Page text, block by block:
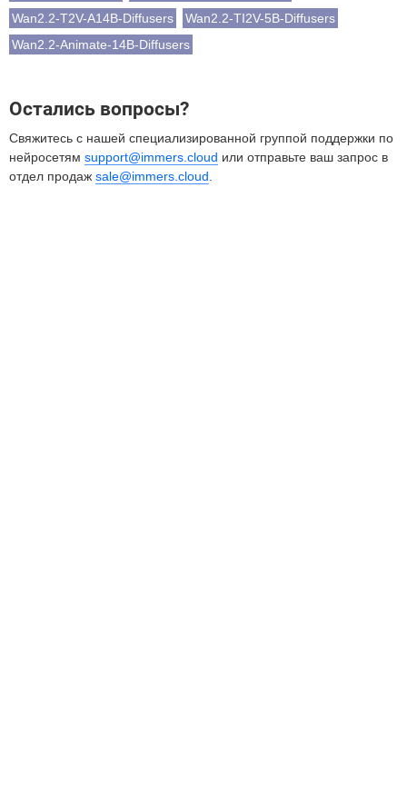
Wan2.2-T2V-A14B-Diffusers
Wan2.2-TI2V-5B-Diffusers
Wan2.2-Animate-14B-Diffusers
Остались вопросы?
Свяжитесь с нашей специализированной группой поддержки по
нейросетям support@immers.cloud или отправьте ваш запрос в
отдел продаж sale@immers.cloud